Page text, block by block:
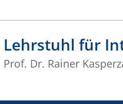
Lehrstuhl für
Prof. Dr. Rainer